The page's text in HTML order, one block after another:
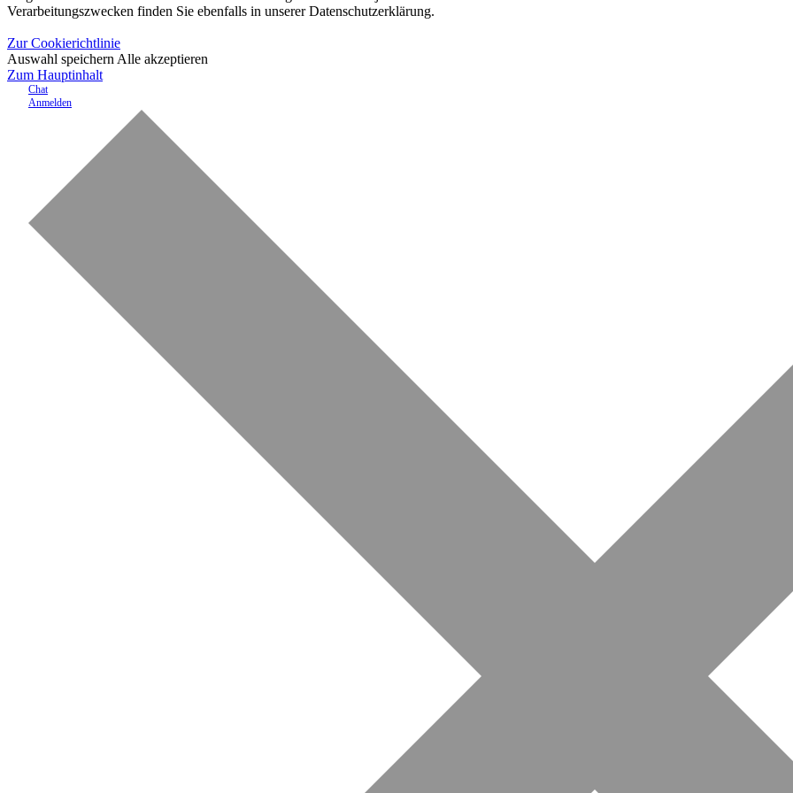
Verarbeitungszwecken finden Sie ebenfalls in unserer Datenschutzerklärung.
Zur Cookierichtlinie
Auswahl speichern Alle akzeptieren
Zum Hauptinhalt
Chat
Anmelden